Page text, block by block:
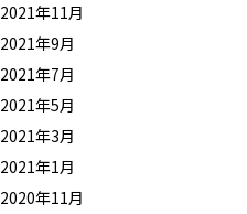
2021年11月
2021年9月
2021年7月
2021年5月
2021年3月
2021年1月
2020年11月